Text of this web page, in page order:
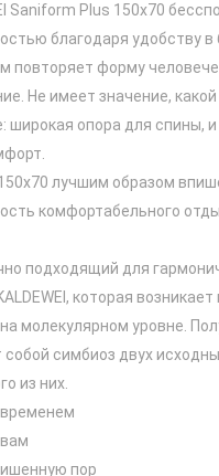
Saniform Plus 150x70
благодаря удобству в
повторяет форму
Не имеет значение,
широкая опора для спины,
лучшим образом
комфортабельного
подходящий для
которая
молекулярном уровне.
симбиоз двух
из них.
пор